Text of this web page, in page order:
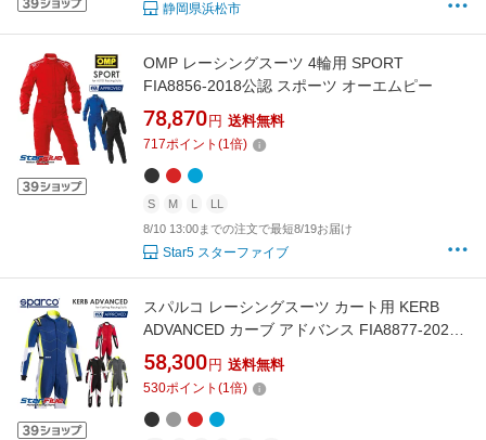
静岡県浜松市
OMP レーシングスーツ 4輪用 SPORT
FIA8856-2018公認 スポーツ オーエムピー
78,870 円 送料無料
717ポイント (1倍)
S M L
LL
8/10 13:00までの注文で最短8/19お届け
Star5 スターファイブ
スパルコ レーシングスーツ カート用 KERB
ADVANCED カーブ アドバンス FIA8877-2022
公認 Sparco 2026年モデル
58,300 円 送料無料
530ポイント (1倍)